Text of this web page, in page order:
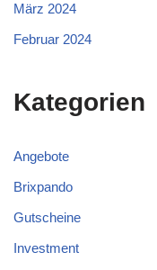
März 2024
Februar 2024
Kategorien
Angebote
Brixpando
Gutscheine
Investment